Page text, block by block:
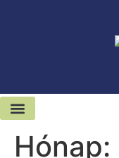
Hónap: